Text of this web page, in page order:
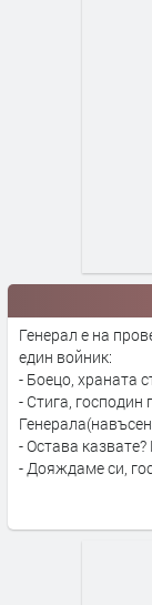
Генерал е на
един войник:
- Боецо, храната
- Стига, господин
- Остава
- Дояждаме си,